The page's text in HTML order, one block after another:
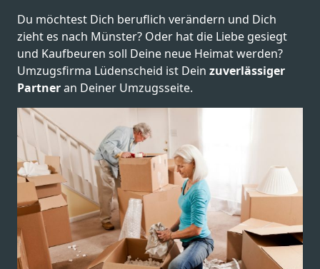
Du möchtest Dich beruflich verändern und Dich
zieht es nach Münster? Oder hat die Liebe gesiegt
und Kaufbeuren soll Deine neue Heimat werden?
Umzugsfirma Lüdenscheid ist Dein zuverlässiger
Partneran Deiner Umzugsseite.